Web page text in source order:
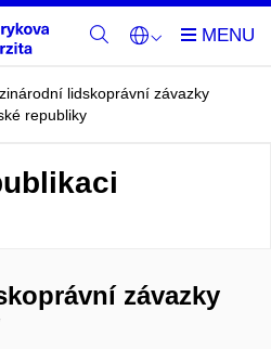
lidskoprávní závazky
republiky
závazky